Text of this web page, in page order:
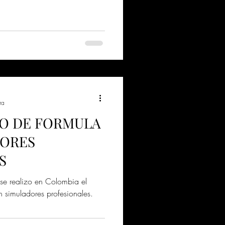
DE FORMULA
realizo en Colombia el
profesionales.